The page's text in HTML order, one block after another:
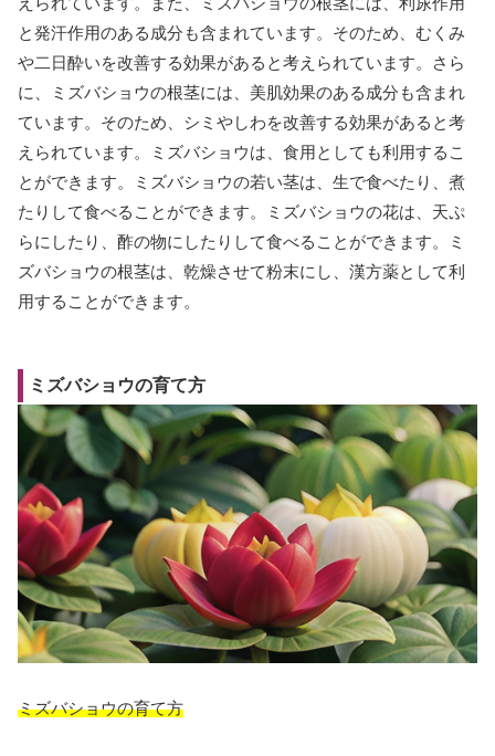
と発汗作用のある成分も含まれています。そのため、むくみ
や二日酔いを改善する効果があると考えられています。さら
に、ミズバショウの根茎には、美肌効果のある成分も含まれ
ています。そのため、シミやしわを改善する効果があると考
えられています。ミズバショウは、食用としても利用するこ
とができます。ミズバショウの若い茎は、生で食べたり、煮
たりして食べることができます。ミズバショウの花は、天ぷ
らにしたり、酢の物にしたりして食べることができます。ミ
ズバショウの根茎は、乾燥させて粉末にし、漢方薬として利
用することができます。
ミズバショウの育て方
ミズバショウの育て方